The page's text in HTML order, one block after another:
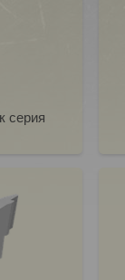
серия